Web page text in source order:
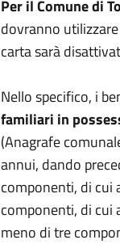
Per il Comune di
dovranno
carta sarà
Nello specifico, i
familiari in
(Anagrafe
annui, dando
componenti, di cui
componenti, di cui
meno di tre